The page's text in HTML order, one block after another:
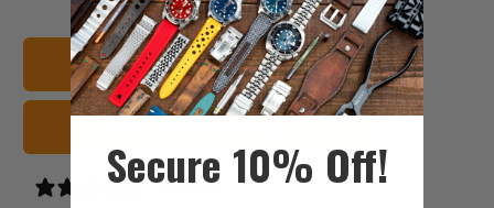
su
Twitter
on
Facebook
su
Pinterest
to
a
friend
20mm Cinturini orologio
0 reviews
Secure 10% Off!